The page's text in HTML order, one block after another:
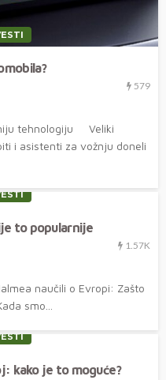
579
tehnologiju Veliki
i asistenti za vožnju doneli
to popularnije
1.57K
naučili o Evropi: Zašto
smo...
kako je to moguće?